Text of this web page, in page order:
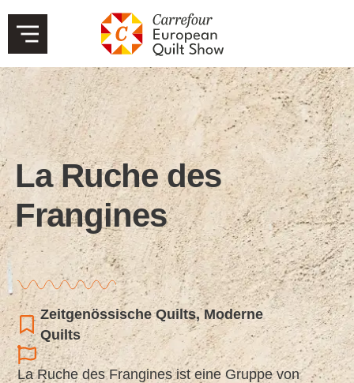
La Ruche des
Frangines
Zeitgenössische Quilts,Moderne
Quilts
La Ruche des Frangines ist eine Gruppe von